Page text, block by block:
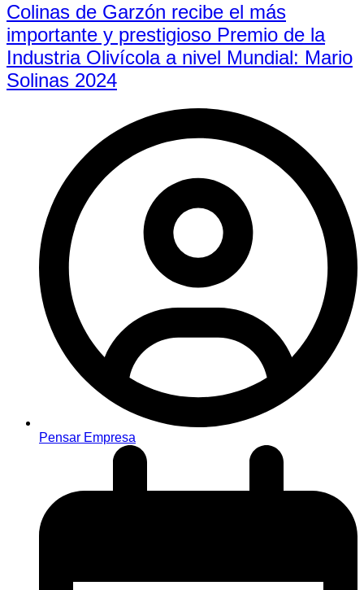
Colinas de Garzón recibe el más
importante y prestigioso Premio de la
Industria Olivícola a nivel Mundial: Mario
Solinas 2024
Pensar Empresa